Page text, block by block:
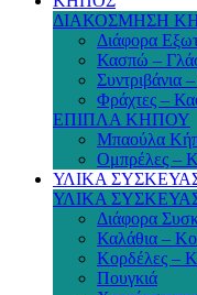
ΔΙΑΚΟΣΜΗΣΗ
Διάφορα
Κασπώ –
Συντριβάνια
Φράχτες –
ΕΠΙΠΛΑ ΚΗΠΟΥ
Μπαούλα
Ομπρέλες –
ΥΛΙΚΑ
ΥΛΙΚΑ
Διάφορα
Καλάθια –
Κορδέλες –
Πουγκιά